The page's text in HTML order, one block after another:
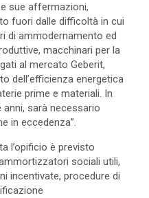
sue affermazioni,
fuori dalle difficoltà in cui
di ammodernamento ed
macchinari per la
al mercato Geberit,
dell’efficienza energetica
prime e materiali. In
sarà necessario
in eccedenza”.
l’opificio è previsto
sociali utili,
incentivate, procedure di